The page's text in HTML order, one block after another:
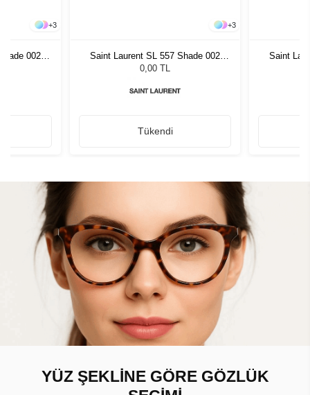
+3
002
+3
Saint Laurent SL 557 Shade 002
Kadın Güneş Gözlüğü
0,00 TL
Tükendi
Saint
YÜZ ŞEKLİNE GÖRE GÖZLÜK